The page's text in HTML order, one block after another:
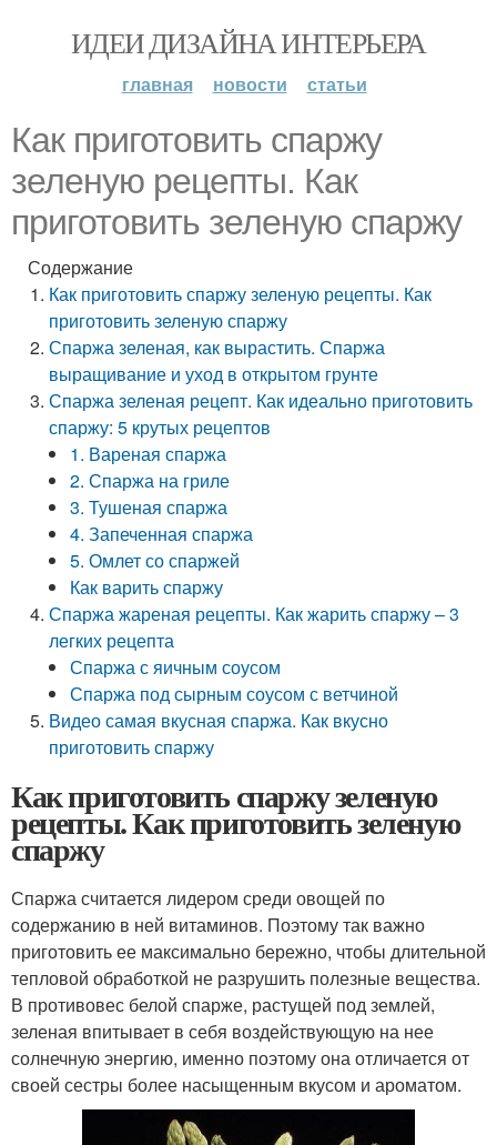
ИДЕИ ДИЗАЙНА ИНТЕРЬЕРА
главная новости статьи
Как приготовить спаржу
зеленую рецепты. Как
приготовить зеленую спаржу
Содержание
Как приготовить спаржу зеленую рецепты. Как
приготовить зеленую спаржу
Спаржа зеленая, как вырастить. Спаржа
выращивание и уход в открытом грунте
Спаржа зеленая рецепт. Как идеально приготовить
спаржу: 5 крутых рецептов
1. Вареная спаржа
2. Спаржа на гриле
3. Тушеная спаржа
4. Запеченная спаржа
5. Омлет со спаржей
Как варить спаржу
Спаржа жареная рецепты. Как жарить спаржу – 3
легких рецепта
Спаржа с яичным соусом
Спаржа под сырным соусом с ветчиной
Видео самая вкусная спаржа. Как вкусно
приготовить спаржу
Как приготовить спаржу зеленую
рецепты. Как приготовить зеленую
спаржу
Спаржа считается лидером среди овощей по
содержанию в ней витаминов. Поэтому так важно
приготовить ее максимально бережно, чтобы длительной
тепловой обработкой не разрушить полезные вещества.
В противовес белой спарже, растущей под землей,
зеленая впитывает в себя воздействующую на нее
солнечную энергию, именно поэтому она отличается от
своей сестры более насыщенным вкусом и ароматом.